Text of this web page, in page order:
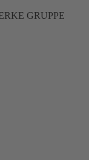
GRUPPE